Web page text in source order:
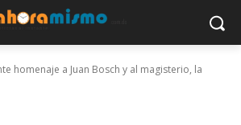
homenaje a Juan Bosch y al magisterio, la